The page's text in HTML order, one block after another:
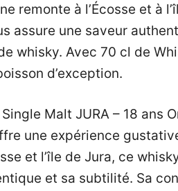
remonte à l’Écosse et à
assure une saveur
whisky. Avec 70 cl de
d’exception.
Malt JURA – 18 ans
une expérience
et l’île de Jura, ce
et sa subtilité. Sa